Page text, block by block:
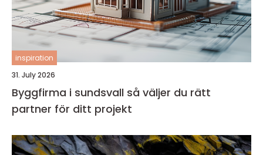
inspiration
31. July 2026
Byggfirma i sundsvall så väljer du rätt
partner för ditt projekt